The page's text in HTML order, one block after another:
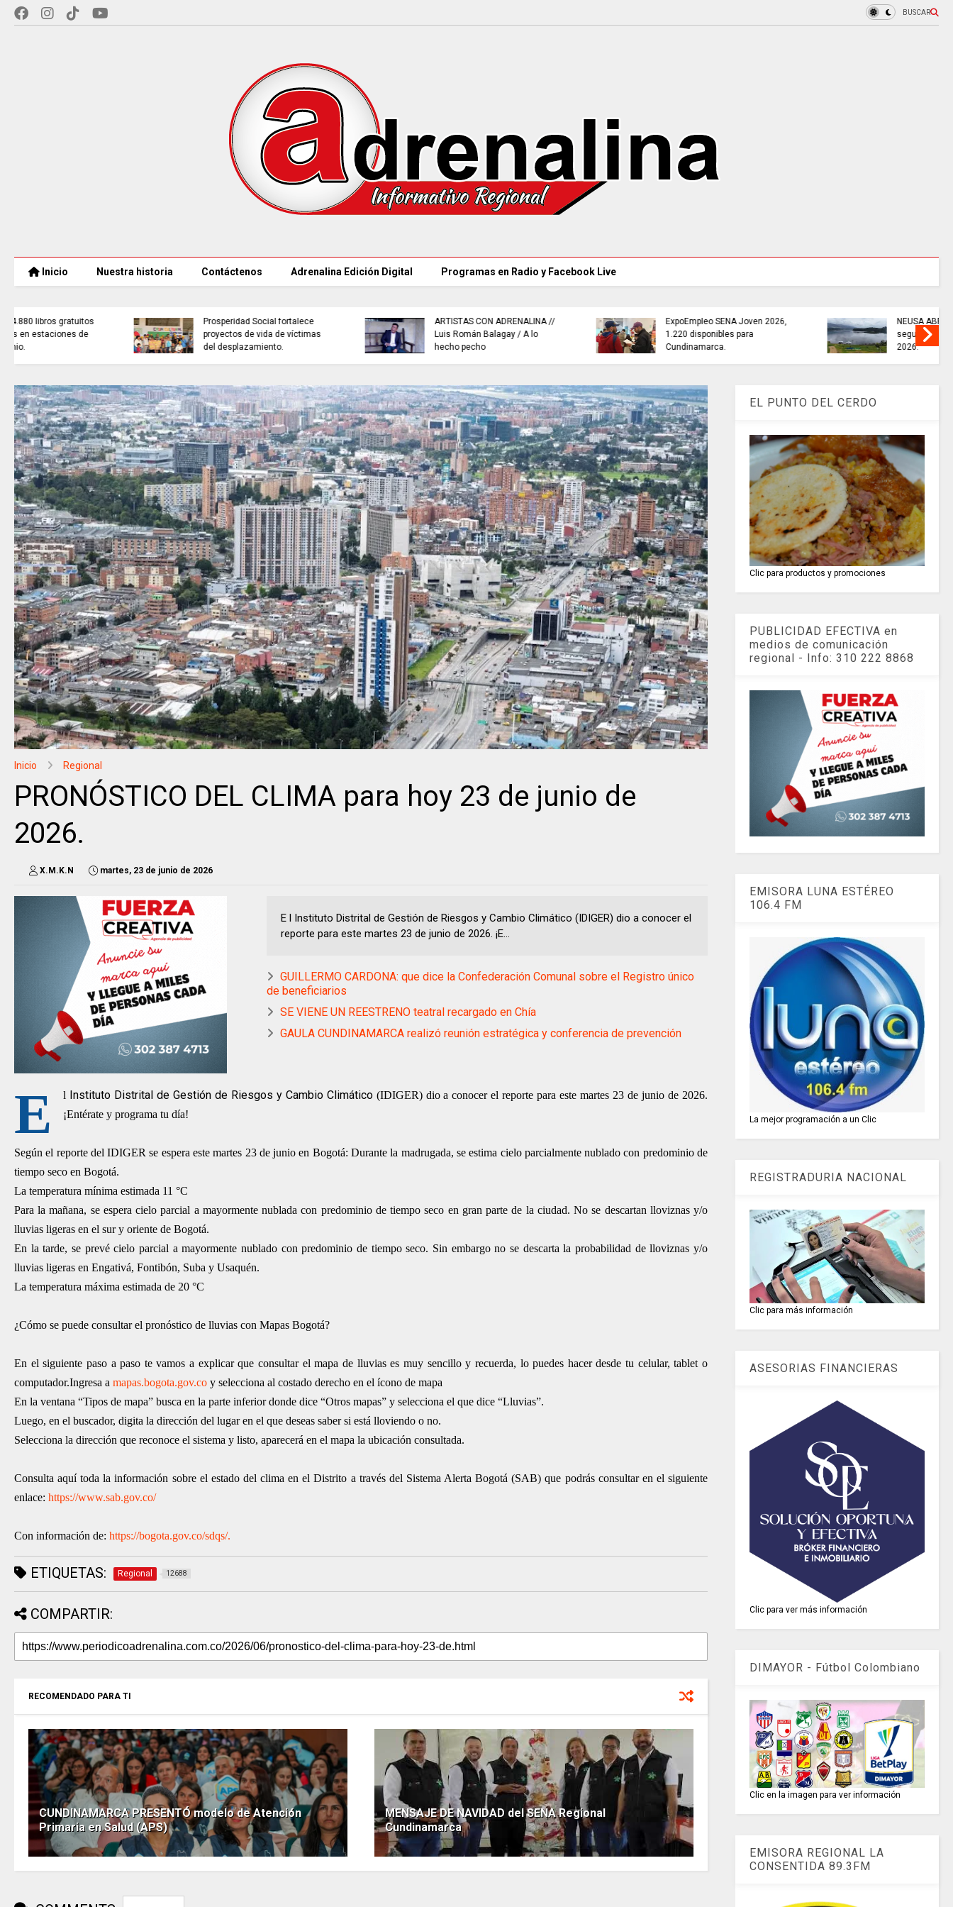
BUSCAR
Inicio Nuestra historia Contáctenos Adrenalina Edición Digital Programas en Radio y Facebook Live
ARTISTAS CON ADRENALINA //
Luis Román Balagay / A lo
hecho pecho
ExpoEmpleo SENA Joven 2026,
1.220 disponibles para
Cundinamarca.
NEUSA ABRE sus aguas para el
segundo festival náutico de
TRABAJO............si hay // sábado
8 de agosto
Inicio Regional
PRONÓSTICO DEL CLIMA para hoy 23 de junio de
2026.
X.M.K.N martes, 23 de junio de 2026
E l Instituto Distrital de Gestión de Riesgos y Cambio Climático (IDIGER) dio a conocer el
reporte para este martes 23 de junio de 2026. ¡E...
GUILLERMO CARDONA: que dice la Confederación Comunal sobre el Registro único
de beneficiarios
SE VIENE UN REESTRENO teatral recargado en Chía
GAULA CUNDINAMARCA realizó reunión estratégica y conferencia de prevención
E l Instituto Distrital de Gestión de Riesgos y Cambio Climático(IDIGER) dio a conocer el reporte para este martes 23 de junio de 2026.
¡Entérate y programa tu día!
Según el reporte del IDIGER se espera este martes 23 de junio en Bogotá: Durante la madrugada, se estima cielo parcialmente nublado con predominio de
tiempo seco en Bogotá.
La temperatura mínima estimada 11 °C
Para la mañana, se espera cielo parcial a mayormente nublada con predominio de tiempo seco en gran parte de la ciudad. No se descartan lloviznas y/o
lluvias ligeras en el sur y oriente de Bogotá.
En la tarde, se prevé cielo parcial a mayormente nublado con predominio de tiempo seco. Sin embargo no se descarta la probabilidad de lloviznas y/o
lluvias ligeras en Engativá, Fontibón, Suba y Usaquén.
La temperatura máxima estimada de 20 °C
¿Cómo se puede consultar el pronóstico de lluvias con Mapas Bogotá?
En el siguiente paso a paso te vamos a explicar que consultar el mapa de lluvias es muy sencillo y recuerda, lo puedes hacer desde tu celular, tablet o
computador.Ingresa a mapas.bogota.gov.co y selecciona al costado derecho en el ícono de mapa
En la ventana “Tipos de mapa” busca en la parte inferior donde dice “Otros mapas” y selecciona el que dice “Lluvias”.
Luego, en el buscador, digita la dirección del lugar en el que deseas saber si está lloviendo o no.
Selecciona la dirección que reconoce el sistema y listo, aparecerá en el mapa la ubicación consultada.
Consulta aquí toda la información sobre el estado del clima en el Distrito a través del Sistema Alerta Bogotá (SAB) que podrás consultar en el siguiente
enlace: https://www.sab.gov.co/
Con información de: https://bogota.gov.co/sdqs/.
ETIQUETAS: Regional 12688
COMPARTIR:
RECOMENDADO PARA TI
CUNDINAMARCA PRESENTÓ modelo de Atención
Primaria en Salud (APS)
MENSAJE DE NAVIDAD del SENA Regional
Cundinamarca
EL PUNTO DEL CERDO
Clic para productos y promociones
PUBLICIDAD EFECTIVA en
medios de comunicación
regional - Info: 310 222 8868
EMISORA LUNA ESTÉREO
106.4 FM
La mejor programación a un Clic
REGISTRADURIA NACIONAL
Clic para más información
ASESORIAS FINANCIERAS
Clic para ver más información
DIMAYOR - Fútbol Colombiano
Clic en la imagen para ver información
EMISORA REGIONAL LA
CONSENTIDA 89.3FM